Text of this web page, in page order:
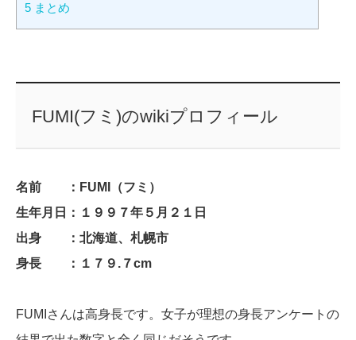
5 まとめ
FUMI(フミ)のwikiプロフィール
名前 ：FUMI（フミ）
生年月日：１９９７年５月２１日
出身 ：北海道、札幌市
身長 ：１７９.７cm
FUMIさんは高身長です。女子が理想の身長アンケートの